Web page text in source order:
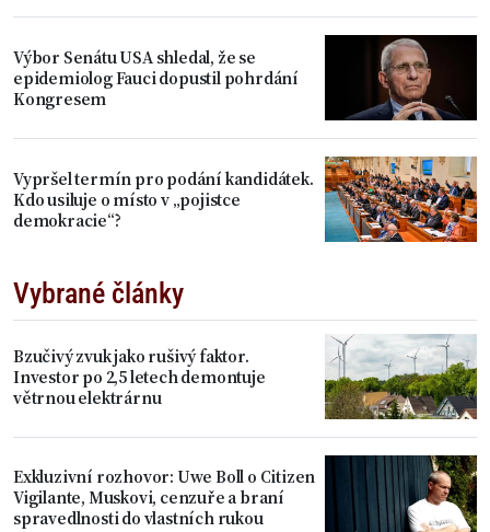
Výbor Senátu USA shledal, že se
epidemiolog Fauci dopustil pohrdání
Kongresem
Vypršel termín pro podání kandidátek.
Kdo usiluje o místo v „pojistce
demokracie“?
Vybrané články
Bzučivý zvuk jako rušivý faktor.
Investor po 2,5 letech demontuje
větrnou elektrárnu
Exkluzivní rozhovor: Uwe Boll o Citizen
Vigilante, Muskovi, cenzuře a braní
spravedlnosti do vlastních rukou